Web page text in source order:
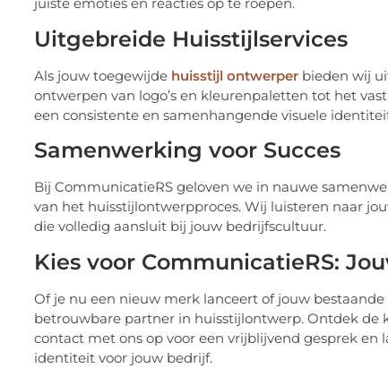
juiste emoties en reacties op te roepen.
Uitgebreide Huisstijlservices
Als jouw toegewijde huisstijl ontwerper bieden wij
ontwerpen van logo’s en kleurenpaletten tot het
een consistente en samenhangende visuele
Samenwerking voor Succes
Bij CommunicatieRS geloven we in nauwe
van het huisstijlontwerpproces. Wij luisteren naar
die volledig aansluit bij jouw bedrijfscultuur.
Kies voor CommunicatieRS:
Of je nu een nieuw merk lanceert of jouw
betrouwbare partner in huisstijlontwerp. Ontdek de
contact met ons op voor een vrijblijvend gesprek en
identiteit voor jouw bedrijf.